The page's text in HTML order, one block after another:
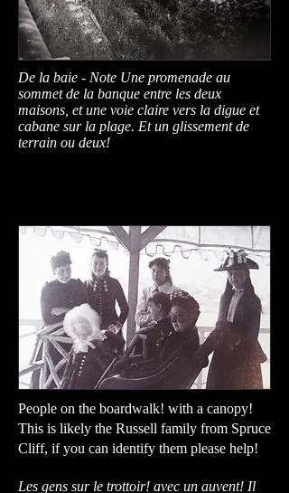
De la baie - Note Une promenade au
sommet de la banque entre les deux
maisons, et une voie claire vers la digue et
cabane sur la plage. Et un glissement de
terrain ou deux!
People on the boardwalk! with a canopy!
This is likely the Russell family from Spruce
Cliff, if you can identify them please help!
Les gens sur le trottoir! avec un auvent! Il